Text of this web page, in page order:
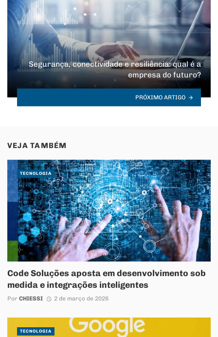
Segurança, conectividade e resiliência: qual é a
empresa do futuro?
PRÓXIMO ARTIGO
VEJA TAMBÉM
Code Soluções aposta em desenvolvimento sob
medida e integrações inteligentes
Por CHIESSI 2 de março de 2026
TECNOLOGIA
TECNOLOGIA